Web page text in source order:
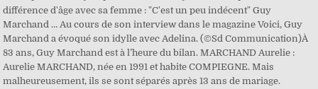
différence d'âge avec sa femme : "C'est un peu indécent" Guy
Marchand … Au cours de son interview dans le magazine Voici, Guy
Marchand a évoqué son idylle avec Adelina. (©Sd Communication)À
83 ans, Guy Marchand est à l’heure du bilan. MARCHAND Aurelie :
Aurelie MARCHAND, née en 1991 et habite COMPIEGNE. Mais
malheureusement, ils se sont séparés après 13 ans de mariage.